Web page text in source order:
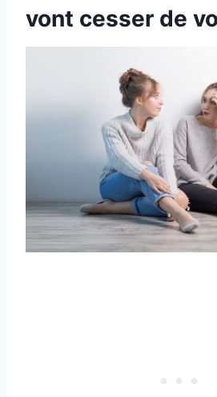
vont cesser de